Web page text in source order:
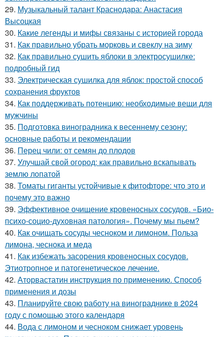
29. Музыкальный талант Краснодара: Анастасия
Высоцкая
30. Какие легенды и мифы связаны с историей города
31. Как правильно убрать морковь и свеклу на зиму
32. Как правильно сушить яблоки в электросушилке:
подробный гид
33. Электрическая сушилка для яблок: простой способ
сохранения фруктов
34. Как поддерживать потенцию: необходимые вещи для
мужчины
35. Подготовка виноградника к весеннему сезону:
основные работы и рекомендации
36. Перец чили: от семян до плодов
37. Улучшай свой огород: как правильно вскапывать
землю лопатой
38. Томаты гиганты устойчивые к фитофторе: что это и
почему это важно
39. Эффективное очищение кровеносных сосудов. «Био-
психо-социо-духовная патология». Почему мы пьем?
40. Как очищать сосуды чесноком и лимоном. Польза
лимона, чеснока и меда
41. Как избежать засорения кровеносных сосудов.
Этиотропное и патогенетическое лечение.
42. Аторвастатин инструкция по применению. Способ
применения и дозы
43. Планируйте свою работу на винограднике в 2024
году с помощью этого календаря
44. Вода с лимоном и чесноком снижает уровень